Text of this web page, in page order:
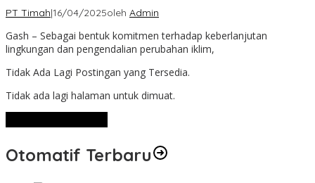
PT Timah|16/04/2025oleh Admin
Gash – Sebagai bentuk komitmen terhadap keberlanjutan
lingkungan dan pengendalian perubahan iklim,
Tidak Ada Lagi Postingan yang Tersedia.
Tidak ada lagi halaman untuk dimuat.
Otomatif Terbaru